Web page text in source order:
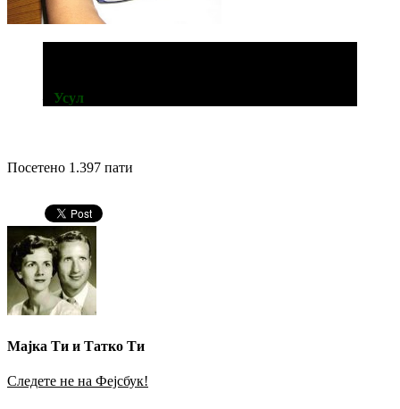
Усул
Посетено 1.397 пати
Мајка Ти и Татко Ти
Следете не на Фејсбук!